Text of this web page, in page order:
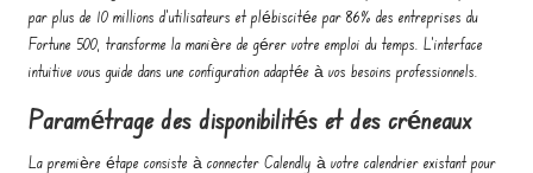
par plus de 10 millions d'utilisateurs et plébiscitée par 86% des entreprises du
Fortune 500, transforme la manière de gérer votre emploi du temps. L'interface
intuitive vous guide dans une configuration adaptée à vos besoins professionnels.
Paramétrage des disponibilités et des créneaux
La première étape consiste à connecter Calendly à votre calendrier existant pour